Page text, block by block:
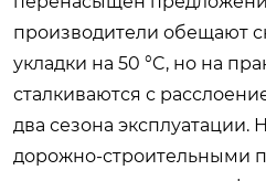
производители обещают
укладки на 50 °C, но на
сталкиваются с
два сезона
дорожно-строительными